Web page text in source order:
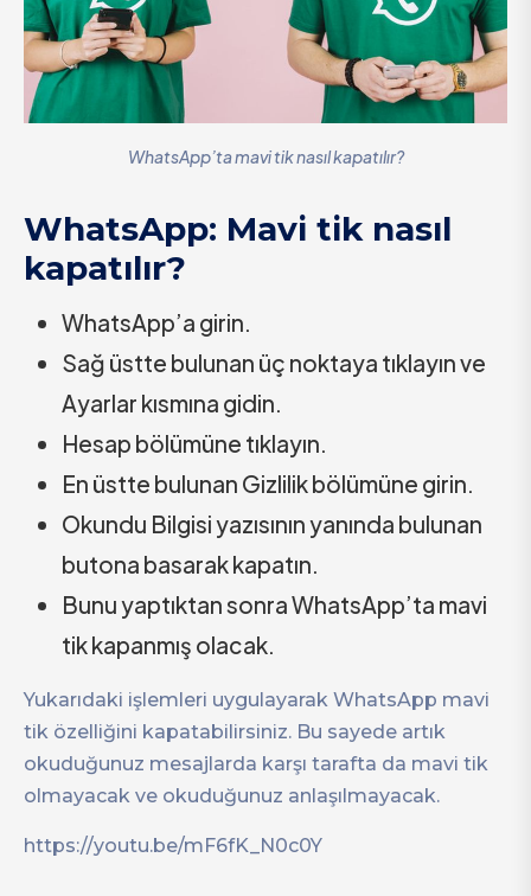
WhatsApp’ta mavi tik nasıl kapatılır?
WhatsApp: Mavi tik nasıl
kapatılır?
WhatsApp’a girin.
Sağ üstte bulunan üç noktaya tıklayın ve
Ayarlar kısmına gidin.
Hesap bölümüne tıklayın.
En üstte bulunan Gizlilik bölümüne girin.
Okundu Bilgisi yazısının yanında bulunan
butona basarak kapatın.
Bunu yaptıktan sonra WhatsApp’ta mavi
tik kapanmış olacak.
Yukarıdaki işlemleri uygulayarak WhatsApp mavi
tik özelliğini kapatabilirsiniz. Bu sayede artık
okuduğunuz mesajlarda karşı tarafta da mavi tik
olmayacak ve okuduğunuz anlaşılmayacak.
https://youtu.be/mF6fK_N0c0Y